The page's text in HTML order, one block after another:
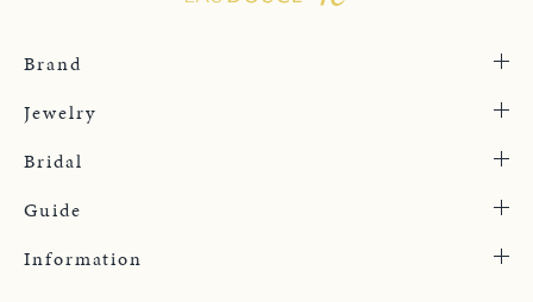
Brand
Jewelry
Bridal
Guide
Information